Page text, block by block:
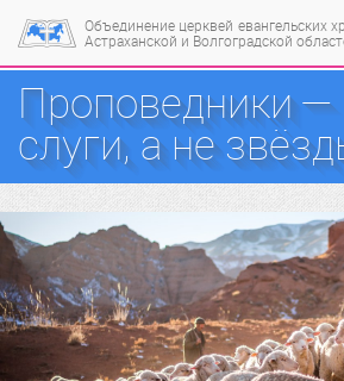
Объединение церквей евангельских
Астраханской и Волгоградской
Проповедники —
слуги, а не